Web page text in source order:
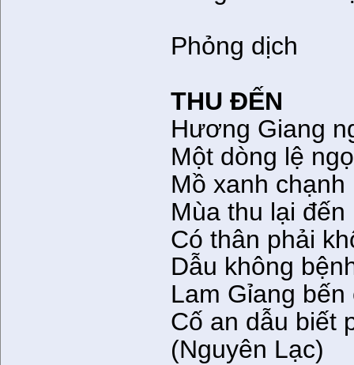
Phỏng dịch
THU ĐẾN
Hương Giang
Một dòng lệ
Mồ xanh
Mùa thu lại
Có thân phải
Dẫu không
Lam Gỉang
Cố an dẫu biết
(Nguyên Lạc)